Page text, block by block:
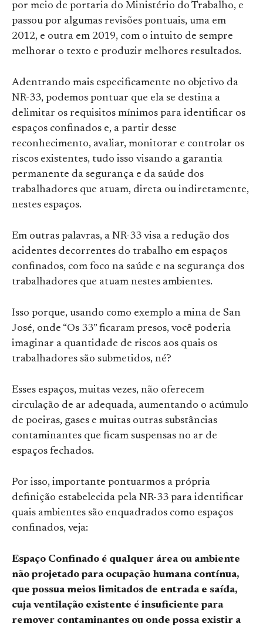
por meio de portaria do Ministério do Trabalho, e
passou por algumas revisões pontuais, uma em
2012, e outra em 2019, com o intuito de sempre
melhorar o texto e produzir melhores resultados.
Adentrando mais especificamente no objetivo da
NR-33, podemos pontuar que ela se destina a
delimitar os requisitos mínimos para identificar os
espaços confinados e, a partir desse
reconhecimento, avaliar, monitorar e controlar os
riscos existentes, tudo isso visando a garantia
permanente da segurança e da saúde dos
trabalhadores que atuam, direta ou indiretamente,
nestes espaços.
Em outras palavras, a NR-33 visa a redução dos
acidentes decorrentes do trabalho em espaços
confinados, com foco na saúde e na segurança dos
trabalhadores que atuam nestes ambientes.
Isso porque, usando como exemplo a mina de San
José, onde “Os 33” ficaram presos, você poderia
imaginar a quantidade de riscos aos quais os
trabalhadores são submetidos, né?
Esses espaços, muitas vezes, não oferecem
circulação de ar adequada, aumentando o acúmulo
de poeiras, gases e muitas outras substâncias
contaminantes que ficam suspensas no ar de
espaços fechados.
Por isso, importante pontuarmos a própria
definição estabelecida pela NR-33 para identificar
quais ambientes são enquadrados como espaços
confinados, veja:
Espaço Confinado é qualquer área ou ambiente
não projetado para ocupação humana contínua,
que possua meios limitados de entrada e saída,
cuja ventilação existente é insuficiente para
remover contaminantes ou onde possa existir a